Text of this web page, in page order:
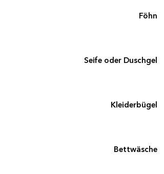
Föhn
Seife oder Duschgel
Kleiderbügel
Bettwäsche